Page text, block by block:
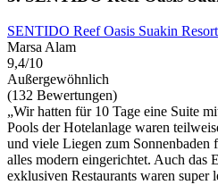
SENTIDO Reef Oasis Suakin Resort
Marsa Alam
9,4/10
Außergewöhnlich
(132 Bewertungen)
„Wir hatten für 10 Tage eine Suite
Pools der Hotelanlage waren
und viele Liegen zum Sonnenbaden
alles modern eingerichtet. Auch das
exklusiven Restaurants waren super